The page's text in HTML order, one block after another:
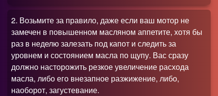
2. Возьмите за правило, даже если ваш мотор не
замечен в повышенном масляном аппетите, хотя бы
раз в неделю залезать под капот и следить за
уровнем и состоянием масла по щупу. Вас сразу
должно насторожить резкое увеличение расхода
масла, либо его внезапное разжижение, либо,
наоборот, загустевание.